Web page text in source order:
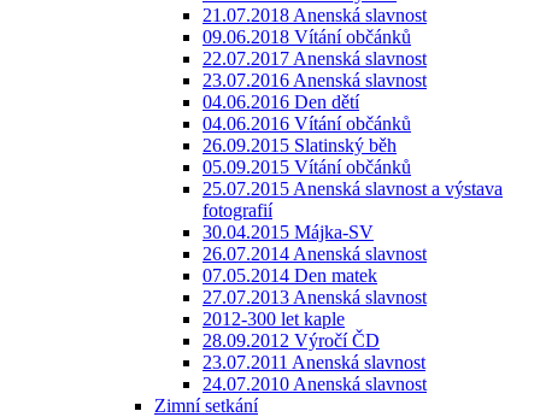
21.07.2018 Anenská slavnost
09.06.2018 Vítání občánků
22.07.2017 Anenská slavnost
23.07.2016 Anenská slavnost
04.06.2016 Den dětí
04.06.2016 Vítání občánků
26.09.2015 Slatinský běh
05.09.2015 Vítání občánků
25.07.2015 Anenská slavnost a výstava
fotografií
30.04.2015 Májka-SV
26.07.2014 Anenská slavnost
07.05.2014 Den matek
27.07.2013 Anenská slavnost
2012-300 let kaple
28.09.2012 Výročí ČD
23.07.2011 Anenská slavnost
24.07.2010 Anenská slavnost
Zimní setkání